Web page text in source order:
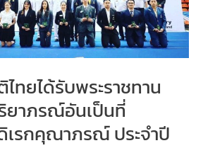
ทยได้รับพระราชทาน
ยาภรณ์อันเป็นที่
รกคุณาภรณ์ ประจำปี